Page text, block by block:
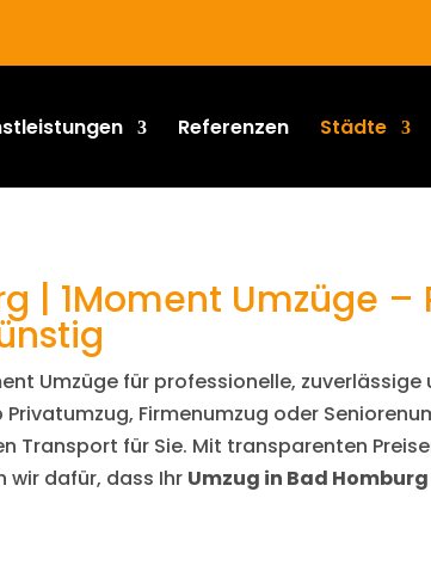
Referenzen Städte
| 1Moment Umzüge –
Umzüge für professionelle,
Firmenumzug oder
Transport für Sie. Mit transparenten
wir dafür, dass Ihr Umzug in Bad Homburg